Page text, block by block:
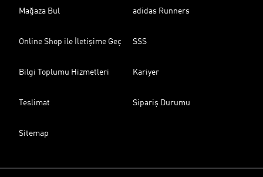
Mağaza Bul adidas Runners
Online Shop ile İletişime Geç SSS
Bilgi Toplumu Hizmetleri Kariyer
Teslimat Sipariş Durumu
Sitemap